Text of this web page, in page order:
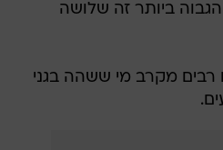
ביותר זה שלושה
רבים מקרב מי ששהה בגני